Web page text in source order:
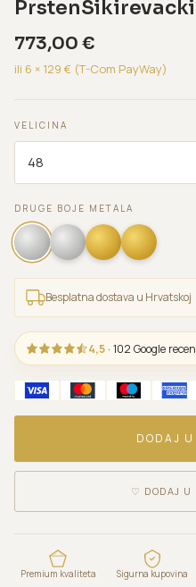
773,00 €
ili 6 × 129 € (T-Com PayWay)
VELICINA
DRUGE BOJE METALA
Besplatna dostava u Hrvatskoj
4,5 · 102 Google
DODAJ U
♡ DODAJ
Premium kvaliteta Sigurna kupovina